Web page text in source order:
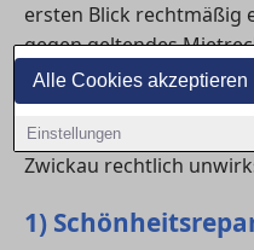
Alle Cookies akzeptieren
Einstellungen
ersten Blick rechtmäßig
gegen geltendes
Vertrag genau prüft,
Verpflichtungen und
du, welche typischen
Zwickau rechtlich
1)